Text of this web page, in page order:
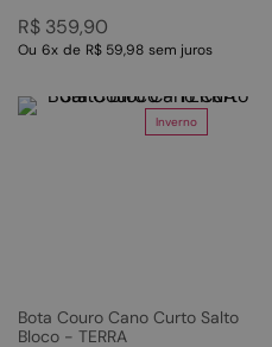
R$ 359,90
Ou 6x de R$ 59,98 sem juros
Inverno
Bota Couro Cano Curto Salto
Bloco - TERRA